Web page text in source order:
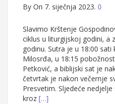
By On 7. siječnja 2023. 0
Slavimo Krštenje
ciklus u liturgijskoj godini, a
godinu. Sutra je u 18:00 sati
Milosrđa, u 18:15
Petković, a biblijski sat je
četvrtak je nakon večernje
Presvetim. Sljedeće
kroz […]